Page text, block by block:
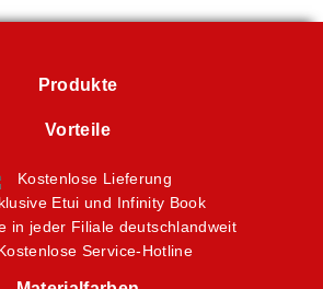
Produkte
Vorteile
Kostenlose Lieferung
Etui und Infinity Book
in jeder Filiale deutschlandweit
Service-Hotline